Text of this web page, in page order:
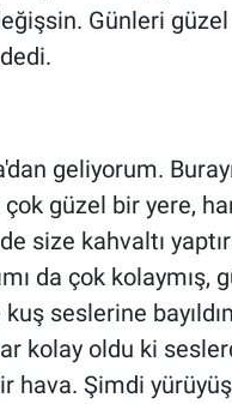
Günleri
geliyorum.
çok güzel bir yere,
size kahvaltı
da çok kolaymış,
seslerine
kolay oldu ki
Şimdi